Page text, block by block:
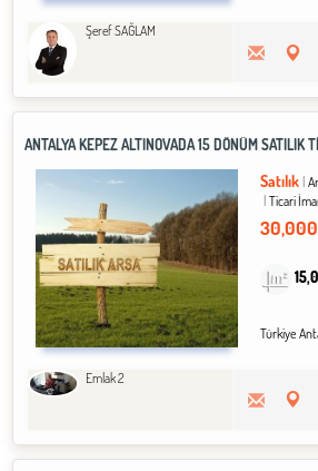
Şeref SAĞLAM
ANTALYA KEPEZ ALTINOVADA 15 DÖNÜM SATILIK
Satılık
Ticari
Türkiye
Emlak 2